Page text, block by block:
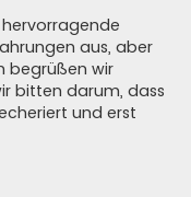
hervorragende
aus, aber
begrüßen wir
bitten darum, dass
und erst